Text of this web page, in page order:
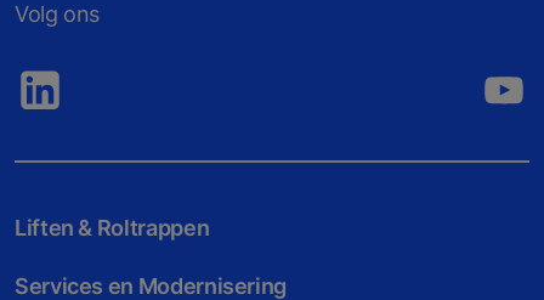
Volg ons
Liften & Roltrappen
Services en Modernisering